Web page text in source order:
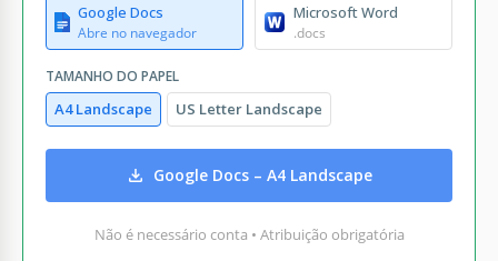
Google Docs
Abre no navegador
Microsoft Word
.docs
TAMANHO DO PAPEL
A4 Landscape US Letter Landscape
Google Docs – A4 Landscape
Não é necessário conta • Atribuição obrigatória